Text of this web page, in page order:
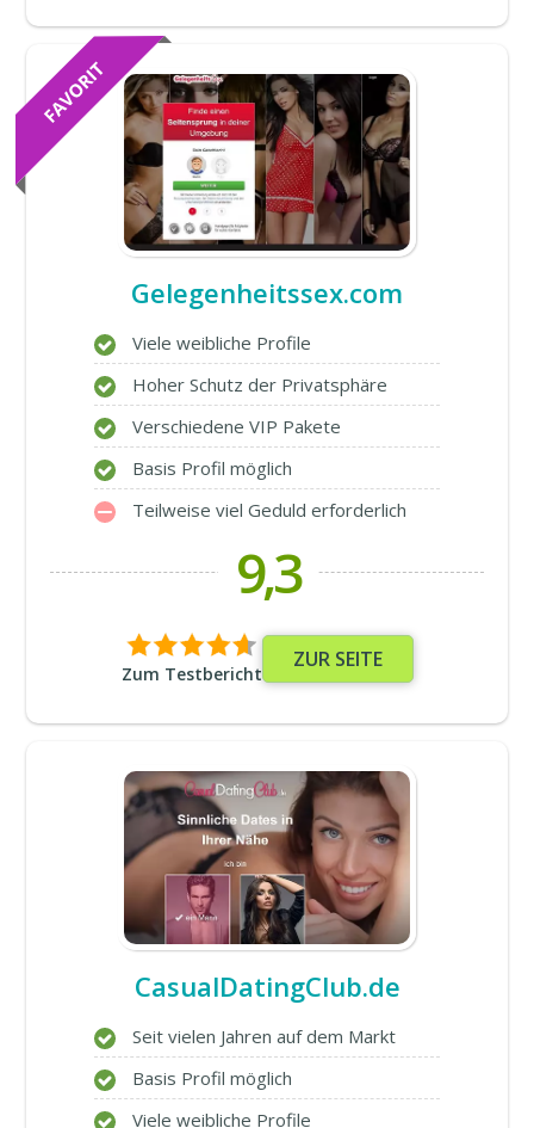
Gelegenheitssex.com
Viele weibliche Profile
Hoher Schutz der Privatsphäre
Verschiedene VIP Pakete
Basis Profil möglich
Teilweise viel Geduld erforderlich
9,3
Zum Testbericht
ZUR SEITE
CasualDatingClub.de
Seit vielen Jahren auf dem Markt
Basis Profil möglich
Viele weibliche Profile